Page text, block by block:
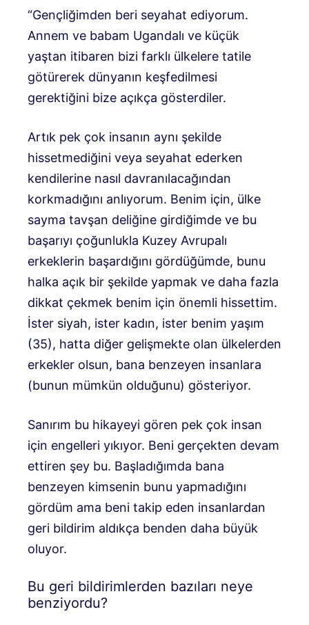
“Gençliğimden beri seyahat ediyorum.
Annem ve babam Ugandalı ve küçük
yaştan itibaren bizi farklı ülkelere tatile
götürerek dünyanın keşfedilmesi
gerektiğini bize açıkça gösterdiler.
Artık pek çok insanın aynı şekilde
hissetmediğini veya seyahat ederken
kendilerine nasıl davranılacağından
korkmadığını anlıyorum. Benim için, ülke
sayma tavşan deliğine girdiğimde ve bu
başarıyı çoğunlukla Kuzey Avrupalı ​​
erkeklerin başardığını gördüğümde, bunu
halka açık bir şekilde yapmak ve daha fazla
dikkat çekmek benim için önemli hissettim.
İster siyah, ister kadın, ister benim yaşım
(35), hatta diğer gelişmekte olan ülkelerden
erkekler olsun, bana benzeyen insanlara
(bunun mümkün olduğunu) gösteriyor.
Sanırım bu hikayeyi gören pek çok insan
için engelleri yıkıyor. Beni gerçekten devam
ettiren şey bu. Başladığımda bana
benzeyen kimsenin bunu yapmadığını
gördüm ama beni takip eden insanlardan
geri bildirim aldıkça benden daha büyük
oluyor.
Bu geri bildirimlerden bazıları neye
benziyordu?